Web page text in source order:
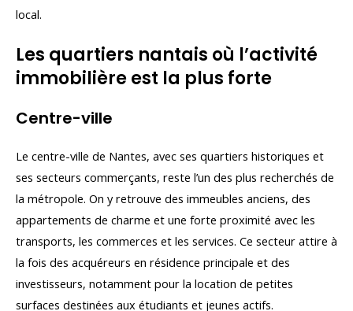
local.
Les quartiers nantais où l’activité
immobilière est la plus forte
Centre-ville
Le centre-ville de Nantes, avec ses quartiers historiques et
ses secteurs commerçants, reste l’un des plus recherchés de
la métropole. On y retrouve des immeubles anciens, des
appartements de charme et une forte proximité avec les
transports, les commerces et les services. Ce secteur attire à
la fois des acquéreurs en résidence principale et des
investisseurs, notamment pour la location de petites
surfaces destinées aux étudiants et jeunes actifs.